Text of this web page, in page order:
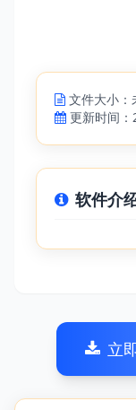
文件大小：
更新时间
软件介
立